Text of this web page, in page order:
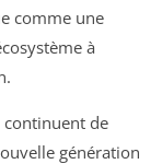
comme une
à
continuent de
génération